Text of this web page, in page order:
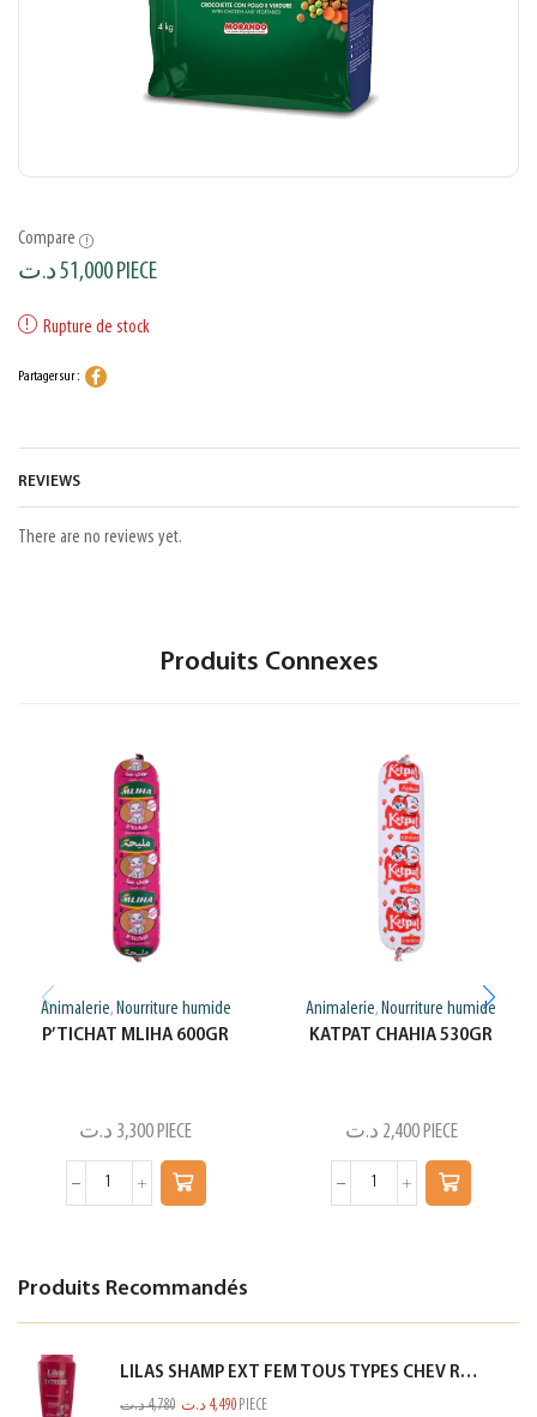
Compare
51,000د.ت PIECE
Rupture de stock
Partager sur :
REVIEWS
There are no reviews yet.
Produits Connexes
Animalerie, Nourriture humide
P’TICHAT MLIHA 600GR
3,300 د.ت PIECE
Animalerie, Nourriture humide
KATPAT CHAHIA 530GR
2,400 د.ت PIECE
Produits Recommandés
LILAS SHAMP EXT FEM TOUS TYPES CHEV ROSE 350ML
4,780د.ت 4,490 د.ت PIECE